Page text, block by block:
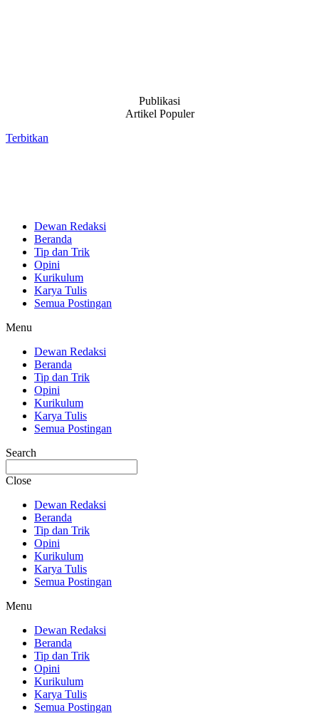
Publikasi
Artikel Populer
Terbitkan
Dewan Redaksi
Beranda
Tip dan Trik
Opini
Kurikulum
Karya Tulis
Semua Postingan
Menu
Dewan Redaksi
Beranda
Tip dan Trik
Opini
Kurikulum
Karya Tulis
Semua Postingan
Search
Close
Dewan Redaksi
Beranda
Tip dan Trik
Opini
Kurikulum
Karya Tulis
Semua Postingan
Menu
Dewan Redaksi
Beranda
Tip dan Trik
Opini
Kurikulum
Karya Tulis
Semua Postingan